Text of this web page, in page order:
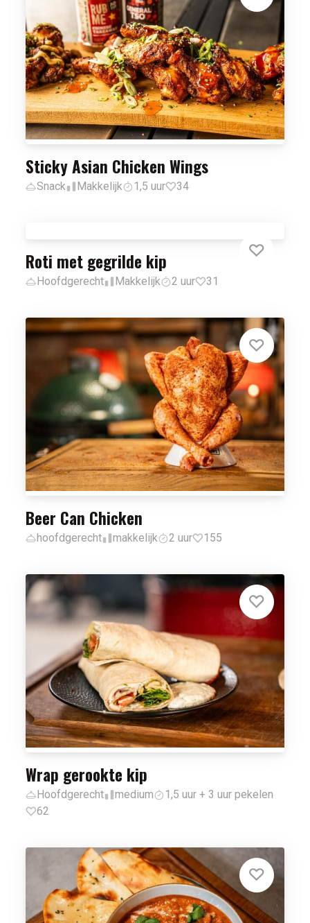
Sticky Asian Chicken Wings
Snack Makkelijk 1,5 uur 34
Roti met gegrilde kip
Hoofdgerecht Makkelijk 2 uur 31
Beer Can Chicken
hoofdgerecht makkelijk 2 uur 155
Wrap gerookte kip
Hoofdgerecht medium
1,5 uur + 3 uur pekelen
62